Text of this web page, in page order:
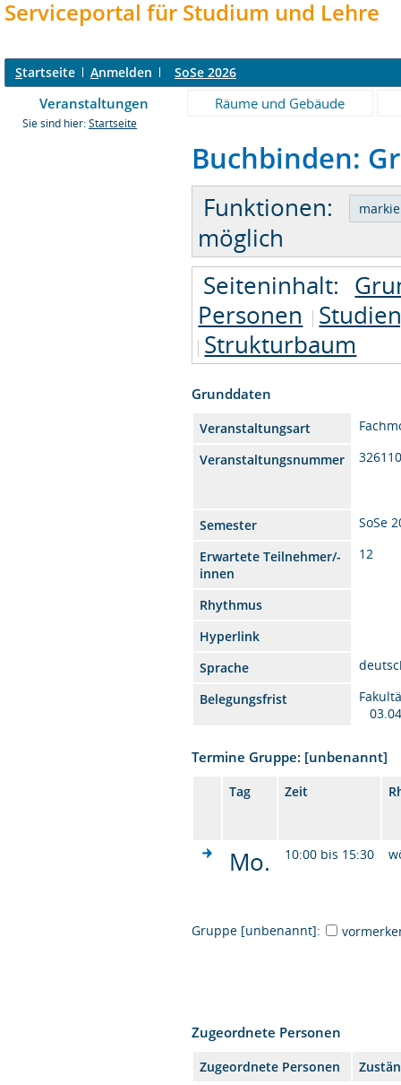
Serviceportal für Studium und Lehre
Startseite Anmelden SoSe 2026
Veranstaltungen Räume und Gebäude
Sie sind hier: Startseite
Buchbinden:
Funktionen:
möglich
Seiteninhalt:
Personen
Strukturbaum
Grunddaten
Veranstaltungsart
Veranstaltungsnummer
Semester
SoSe
Erwartete Teilnehmer/-
innen
12
Rhythmus
Hyperlink
Sprache
Belegungsfrist
Termine Gruppe: [unbenannt]
Tag Zeit
Mo. 10:00 bis 15:30
Gruppe [unbenannt]:
Zugeordnete Personen
Zugeordnete Personen